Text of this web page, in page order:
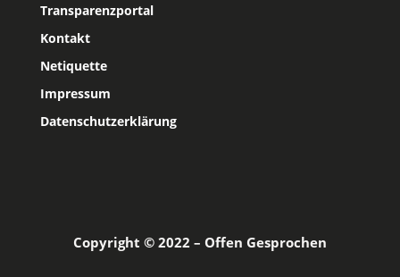
Transparenzportal
Kontakt
Netiquette
Impressum
Datenschutzerklärung
Copyright © 2022 – Offen Gesprochen